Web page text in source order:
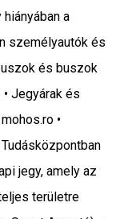
a
személyautók és
és buszok
Jegyárak és
•
jegy, amely az
területre